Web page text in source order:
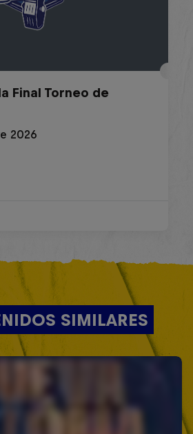
Final Torneo de
2026
SIMILARES